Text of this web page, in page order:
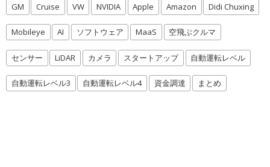
GM Cruise VW NVIDIA Apple Amazon Didi Chuxing
Mobileye AI ソフトウェア MaaS 空飛ぶクルマ
センサー LiDAR カメラ スタートアップ 自動運転レベル
自動運転レベル3 自動運転レベル4 資金調達 まとめ